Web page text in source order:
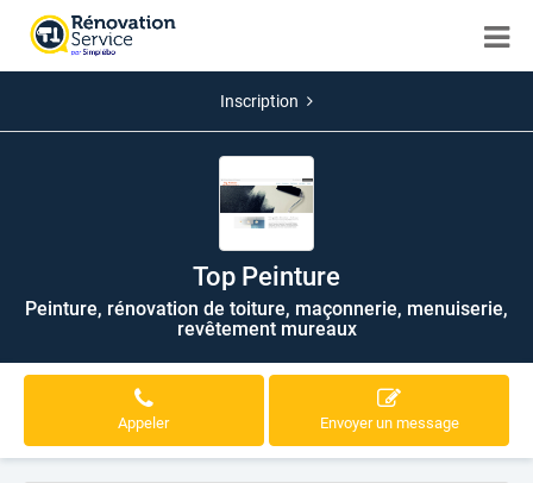
Inscription
Top Peinture
Peinture, rénovation de toiture, maçonnerie, menuiserie,
revêtement mureaux
Appeler Envoyer un message